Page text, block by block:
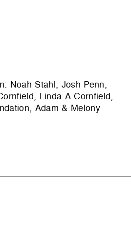
Noah Stahl, Josh Penn,
Linda A Cornfield,
Adam & Melony